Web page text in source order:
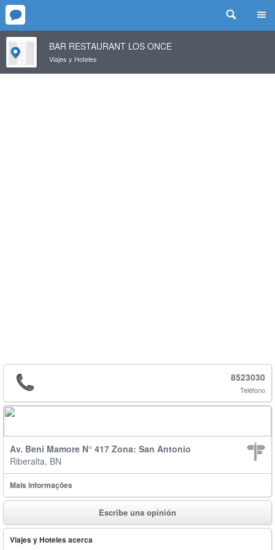
BAR RESTAURANT LOS ONCE
Viajes y Hoteles
8523030
Teléfono
Av. Beni Mamore N° 417 Zona: San Antonio
Riberalta, BN
Mais informações
Escribe una opinión
Viajes y Hoteles acerca